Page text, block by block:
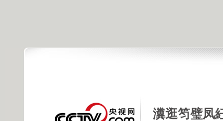
瀵逛笉璧凤